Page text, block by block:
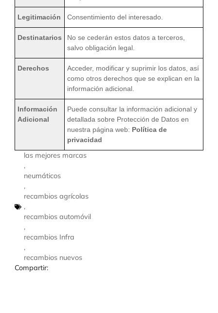
Legitimación Consentimiento del interesado.
Destinatarios
No se cederán estos datos a terceros,
salvo obligación legal.
Derechos
Acceder, modificar y suprimir los datos, así
como otros derechos que se explican en la
información adicional.
Información
Adicional
Puede consultar la información adicional y
detallada sobre Protección de Datos en
nuestra página web: Política de
privacidad
las mejores marcas
,
neumáticos
,
recambios agrícolas
,
recambios automóvil
,
recambios Infra
,
recambios nuevos
Compartir: